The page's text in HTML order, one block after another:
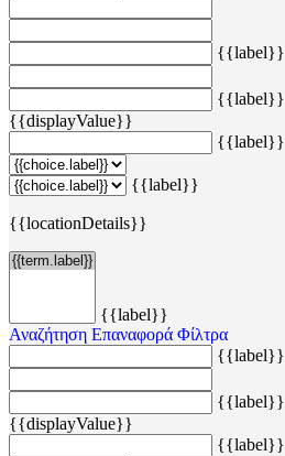
{{label}}
{{label}}
{{displayValue}}
{{label}}
{{label}}
{{locationDetails}}
{{label}}
Αναζήτηση Επαναφορά Φίλτρα
{{label}}
{{label}}
{{displayValue}}
{{label}}